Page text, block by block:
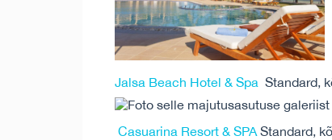
Jalsa Beach Hotel & Spa Standard,
Casuarina Resort & SPA Standard,